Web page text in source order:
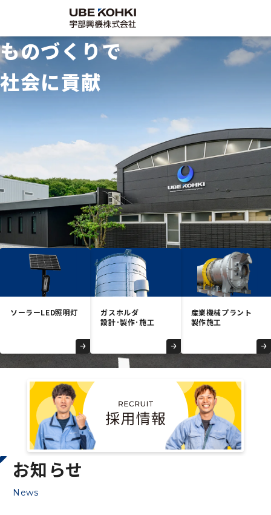
事業案内
採用情報
お知らせ
個人情報保護方針
Copyright © 2026 Ube Kohki Co.,ltd. All Rights Reserved.
企業情 代表挨拶／理
保有資格 工場設備
調達・協力会
社
サステ
ティ
Sustainability
サステナビリ
採用情 採用情報
社員インタビ
募集要項・エ
ントリー
ものづくりで
社会に貢献
産業機械プラント
製作施工
ガスホルダ
設計･製作･施工
ソーラーLED照明灯
お知らせ
News